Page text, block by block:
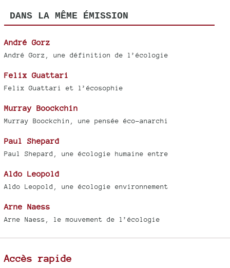
DANS LA MÊME ÉMISSION
André Gorz
André Gorz, une définition de l’écologie
Felix Guattari
Felix Guattari et l’écosophie
Murray Boockchin
Murray Boockchin, une pensée éco-anarchi
Paul Shepard
Paul Shepard, une écologie humaine entre
Aldo Leopold
Aldo Leopold, une écologie environnement
Arne Naess
Arne Naess, le mouvement de l’écologie
Accès rapide